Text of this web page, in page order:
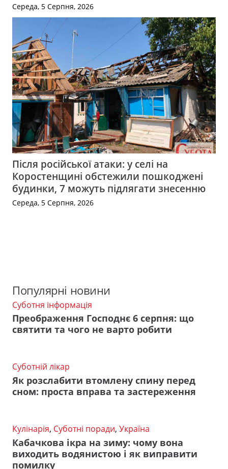
Середа, 5 Серпня, 2026
Після російської атаки: у селі на
Коростенщині обстежили пошкоджені
будинки, 7 можуть підлягати знесенню
Середа, 5 Серпня, 2026
Популярні новини
Суботня інформація
Преображення Господнє 6 серпня: що
святити та чого не варто робити
Суботній лікар
Як розслабити втомлену спину перед
сном: проста вправа та застереження
Кулінарія, Суботні поради, Україна
Кабачкова ікра на зиму: чому вона
виходить водянистою і як виправити
помилку